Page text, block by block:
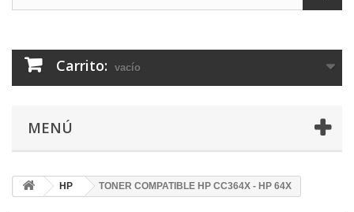
Carrito: vacío
MENÚ
HP TONER COMPATIBLE HP CC364X - HP 64X